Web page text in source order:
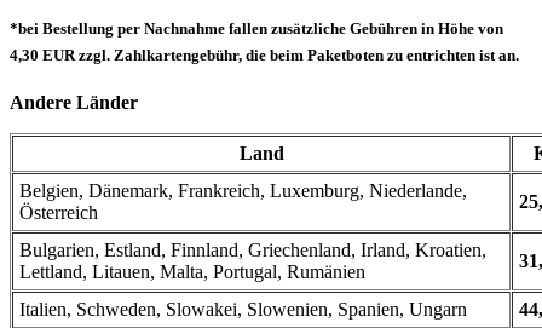
*bei Bestellung per Nachnahme fallen zusätzliche Gebühren in Höhe von
4,30 EUR zzgl. Zahlkartengebühr, die beim Paketboten zu entrichten ist an.
Andere Länder
Land
Belgien, Dänemark, Frankreich, Luxemburg, Niederlande,
Österreich
Bulgarien, Estland, Finnland, Griechenland, Irland, Kroatien,
Lettland, Litauen, Malta, Portugal, Rumänien
Italien, Schweden, Slowakei, Slowenien, Spanien, Ungarn